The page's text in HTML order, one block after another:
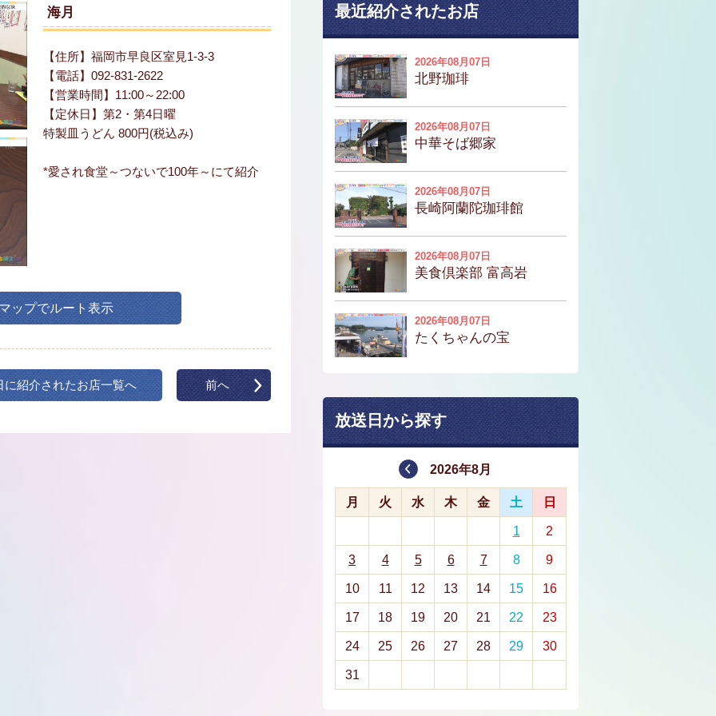
海月
【住所】福岡市早良区室見1-3-3
【電話】092-831-2622
【営業時間】11:00～22:00
【定休日】第2・第4日曜
特製皿うどん 800円(税込み)
*愛され食堂～つないで100年～にて紹介
ップでルート表示
に紹介されたお店一覧へ 前へ
最近紹介されたお店
2026年08月07日
北野珈琲
2026年08月07日
中華そば郷家
2026年08月07日
長崎阿蘭陀珈琲館
2026年08月07日
美食倶楽部 富高岩
2026年08月07日
たくちゃんの宝
放送日から探す
2026年8月
月 火 水 木 金 土 日
1 2
3 4 5 6 7 8 9
10 11 12 13 14 15 16
17 18 19 20 21 22 23
24 25 26 27 28 29 30
31